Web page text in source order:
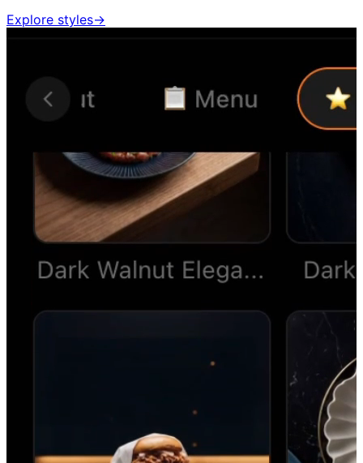
Explore styles→